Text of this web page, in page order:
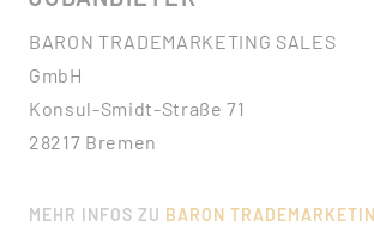
BARON TRADEMARKETING SALES
GmbH
Konsul-Smidt-Straße 71
28217 Bremen
MEHR INFOS ZU BARON